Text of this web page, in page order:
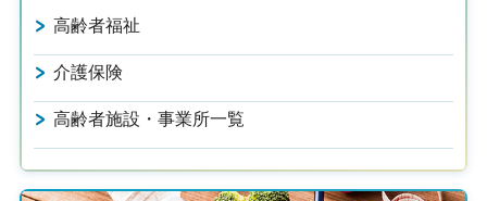
高齢者福祉
介護保険
高齢者施設・事業所一覧